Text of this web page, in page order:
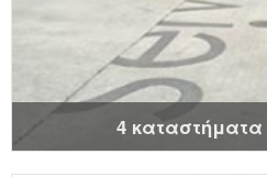
4 καταστήματα